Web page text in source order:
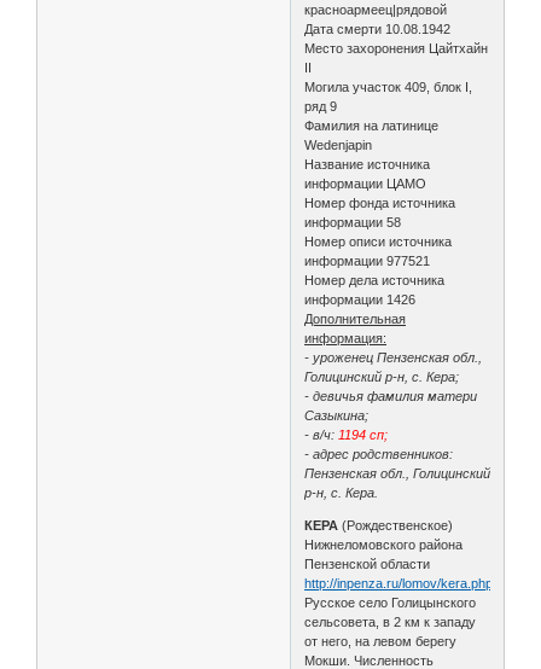
красноармеец|рядовой
Дата смерти 10.08.1942
Место захоронения Цайтхайн
II
Могила участок 409, блок I,
ряд 9
Фамилия на латинице
Wedenjapin
Название источника
информации ЦАМО
Номер фонда источника
информации 58
Номер описи источника
информации 977521
Номер дела источника
информации 1426
Дополнительная
информация:
- уроженец Пензенская обл.,
Голицинский р-н, с. Кера;
- девичья фамилия матери
Сазыкина;
- в/ч: 1194 сп;
- адрес родственников:
Пензенская обл., Голицинский
р-н, с. Кера.
КЕРА (Рождественское)
Нижнеломовского района
Пензенской области
http://inpenza.ru/lomov/kera.php
Русское село Голицынского
сельсовета, в 2 км к западу
от него, на левом берегу
Мокши. Численность